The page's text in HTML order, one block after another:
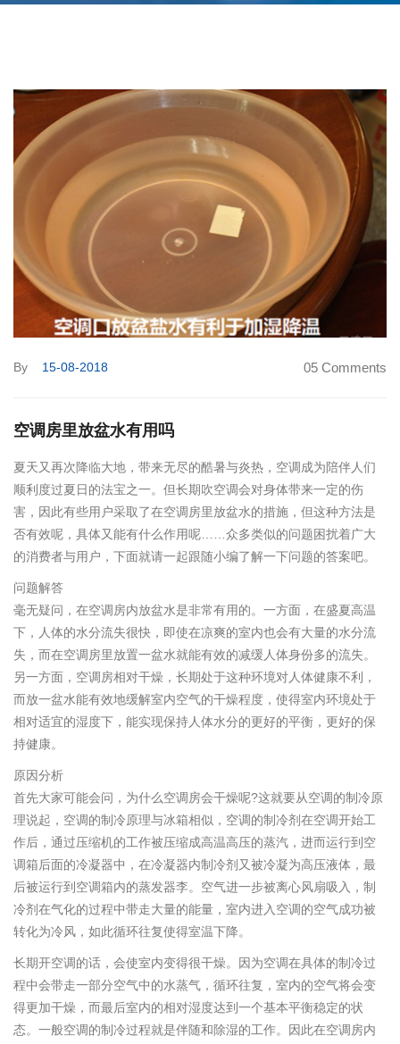
By 15-08-2018 05 Comments
空调房里放盆水有用吗
夏天又再次降临大地，带来无尽的酷暑与炎热，空调成为陪伴人们
顺利度过夏日的法宝之一。但长期吹空调会对身体带来一定的伤
害，因此有些用户采取了在空调房里放盆水的措施，但这种方法是
否有效呢，具体又能有什么作用呢……众多类似的问题困扰着广大
的消费者与用户，下面就请一起跟随小编了解一下问题的答案吧。
问题解答
毫无疑问，在空调房内放盆水是非常有用的。一方面，在盛夏高温
下，人体的水分流失很快，即使在凉爽的室内也会有大量的水分流
失，而在空调房里放置一盆水就能有效的减缓人体身份多的流失。
另一方面，空调房相对干燥，长期处于这种环境对人体健康不利，
而放一盆水能有效地缓解室内空气的干燥程度，使得室内环境处于
相对适宜的湿度下，能实现保持人体水分的更好的平衡，更好的保
持健康。
原因分析
首先大家可能会问，为什么空调房会干燥呢?这就要从空调的制冷原
理说起，空调的制冷原理与冰箱相似，空调的制冷剂在空调开始工
作后，通过压缩机的工作被压缩成高温高压的蒸汽，进而运行到空
调箱后面的冷凝器中，在冷凝器内制冷剂又被冷凝为高压液体，最
后被运行到空调箱内的蒸发器李。空气进一步被离心风扇吸入，制
冷剂在气化的过程中带走大量的能量，室内进入空调的空气成功被
转化为冷风，如此循环往复使得室温下降。
长期开空调的话，会使室内变得很干燥。因为空调在具体的制冷过
程中会带走一部分空气中的水蒸气，循环往复，室内的空气将会变
得更加干燥，而最后室内的相对湿度达到一个基本平衡稳定的状
态。一般空调的制冷过程就是伴随和除湿的工作。因此在空调房内